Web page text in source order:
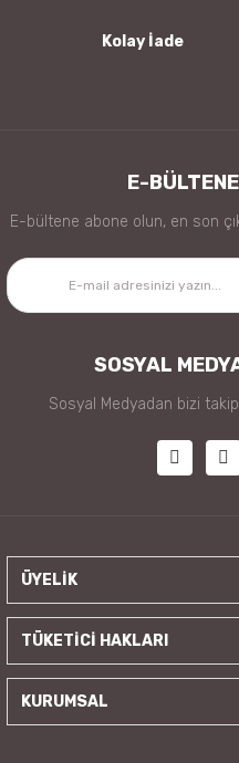
Kolay İade
E-
E-bültene abone olun, en son
SOSYAL
Sosyal Medyadan bizi
ÜYELİK
TÜKETİCİ HAKLARI
KURUMSAL